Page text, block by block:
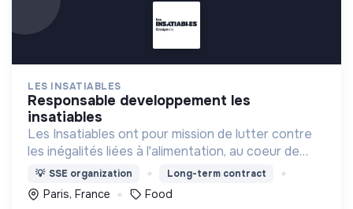
LES INSATIABLES
responsable developpement les
insatiables
Les Insatiables ont pour mission de lutter contre
les inégalités liées à l'alimentation, au coeur de
tous les territoires.
💡 SSE organization Long-term contract
Paris, France Food